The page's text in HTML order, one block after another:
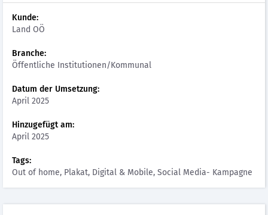
Kunde:
Land OÖ
Branche:
Öffentliche Institutionen/Kommunal
Datum der Umsetzung:
April 2025
Hinzugefügt am:
April 2025
Tags:
Out of home, Plakat, Digital & Mobile, Social Media- Kampagne